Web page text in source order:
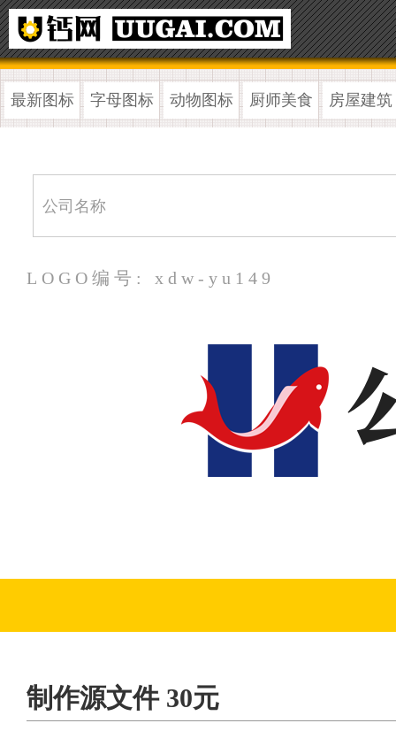
最新图标 字母图标 动物图标 厨师美食 房屋建筑
LOGO编号: xdw-yu149
制作源文件 30元